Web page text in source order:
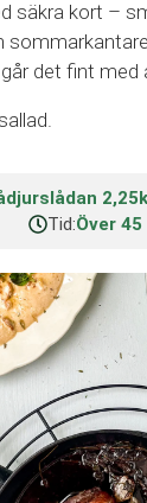
säkra kort –
det fint med
Tid:Över 45